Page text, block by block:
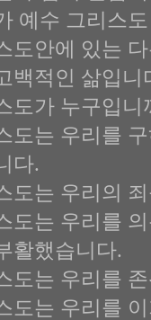
예수 그리스
도안에 있는
백적인 삶입니
도가 누구입니
도는 우리를
다.
도는 우리의
도는 우리를
활했습니다.
도는 우리를
도는 우리를